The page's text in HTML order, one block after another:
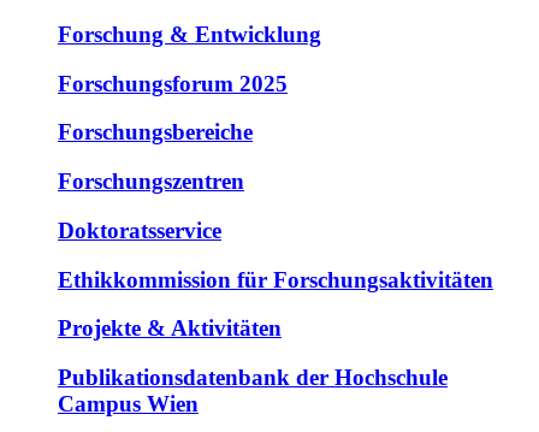
Forschung & Entwicklung
Forschungsforum 2025
Forschungsbereiche
Forschungszentren
Doktoratsservice
Ethikkommission für Forschungsaktivitäten
Projekte & Aktivitäten
Publikationsdatenbank der Hochschule
Campus Wien